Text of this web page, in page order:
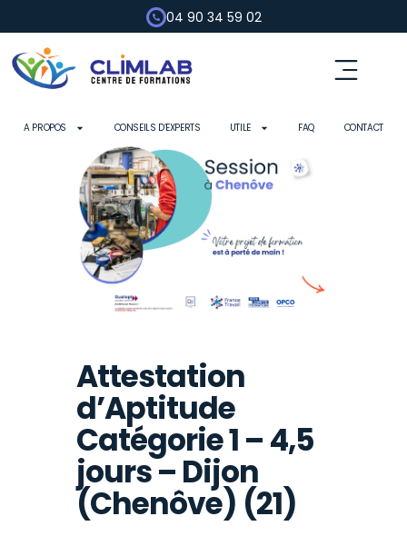
04 90 34 59 02
A PROPOS CONSEILS D’EXPERTS UTILE FAQ CONTACT
Attestation
d’Aptitude
Catégorie 1 – 4,5
jours – Dijon
(Chenôve) (21)